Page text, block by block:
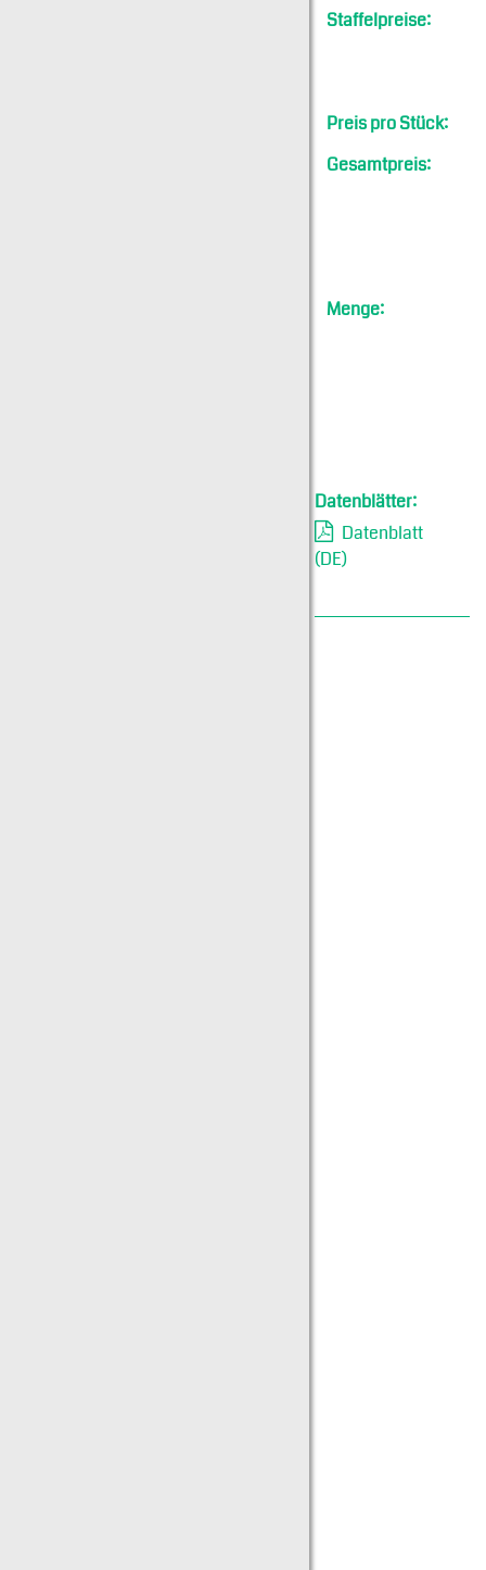
Staffelpreise:
Preis pro Stück:
Gesamtpreis:
Menge:
Datenblätter:
Datenblatt
(DE)